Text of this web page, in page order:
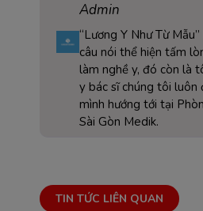
Admin
“Lương Y Như Từ
câu nói thể hiện tấm
làm nghề y, đó còn là
y bác sĩ chúng tôi luôn
mình hướng tới tại
Sài Gòn Medik.
TIN TỨC LIÊN QUAN